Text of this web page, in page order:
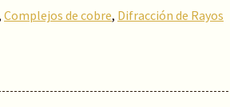
Complejos de cobre, Difracción de Rayos